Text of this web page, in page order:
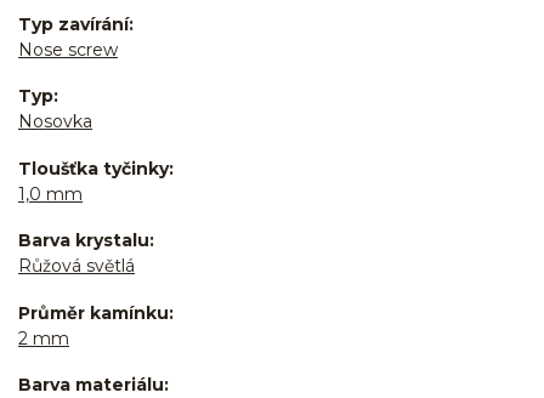
Typ zavírání
Nose screw
Typ
Nosovka
Tloušťka tyčinky
1,0 mm
Barva krystalu
Růžová světlá
Průměr kamínku
2 mm
Barva materiálu